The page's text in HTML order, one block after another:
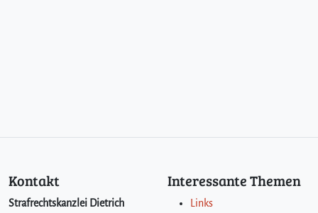
Kontakt
Strafrechtskanzlei Dietrich
Interessante Themen
Links